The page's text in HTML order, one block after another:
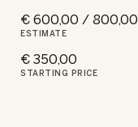
€ 600,00 / 800,00
ESTIMATE
€ 350,00
STARTING PRICE